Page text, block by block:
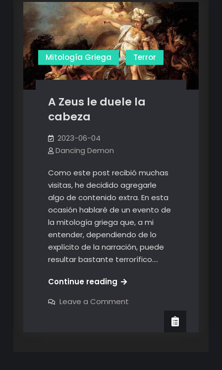
Mitología Griega Terror
A Zeus le duele la
cabeza
2023-06-04
Dancing Demon
Como este post recibió muchas
visitas, he decidido agregarle
algo de contenido extra. En esta
ocasión hablaré de un evento de
la mitología griega que, a mi
entender, dependiendo de lo
explícito de la narración, puede
resultar bastante terrorífico.…
Continue readingA
le
Leave a Commenton